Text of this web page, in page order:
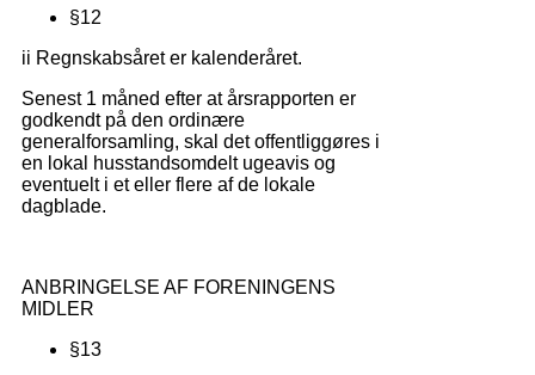
§12
ii Regnskabsåret er kalenderåret.
Senest 1 måned efter at årsrapporten er
godkendt på den ordinære
generalforsamling, skal det offentliggøres i
en lokal husstandsomdelt ugeavis og
eventuelt i et eller flere af de lokale
dagblade.
ANBRINGELSE AF FORENINGENS
MIDLER
§13